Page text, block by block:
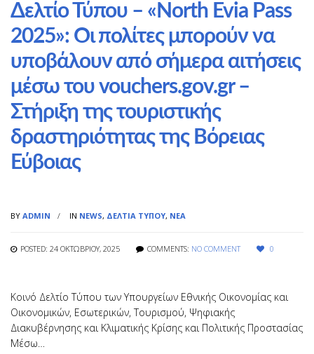
Δελτίο Τύπου – «North Evia Pass
2025»: Οι πολίτες μπορούν να
υποβάλουν από σήμερα αιτήσεις
μέσω του vouchers.gov.gr –
Στήριξη της τουριστικής
δραστηριότητας της Βόρειας
Εύβοιας
BY ADMIN IN NEWS, ΔΕΛΤΊΑ ΤΎΠΟΥ, ΝΈΑ
POSTED: 24 ΟΚΤΩΒΡΊΟΥ, 2025 COMMENTS: NO COMMENT 0
Κοινό Δελτίο Τύπου των Υπουργείων Εθνικής Οικονομίας και
Οικονομικών, Εσωτερικών, Τουρισμού, Ψηφιακής
Διακυβέρνησης και Κλιματικής Κρίσης και Πολιτικής Προστασίας
Μέσω…